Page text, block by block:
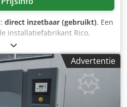
direct inzetbaar (gebruikt), Een
installatiefabrikant Rico,
compressoren, twee
waterafscheider van het type
is beschikbaar. 1)
GA 45 VSD+, bouwjaar:
min, bedrijfsdruk: 13 bar,
4500 tpm,
Advertentie